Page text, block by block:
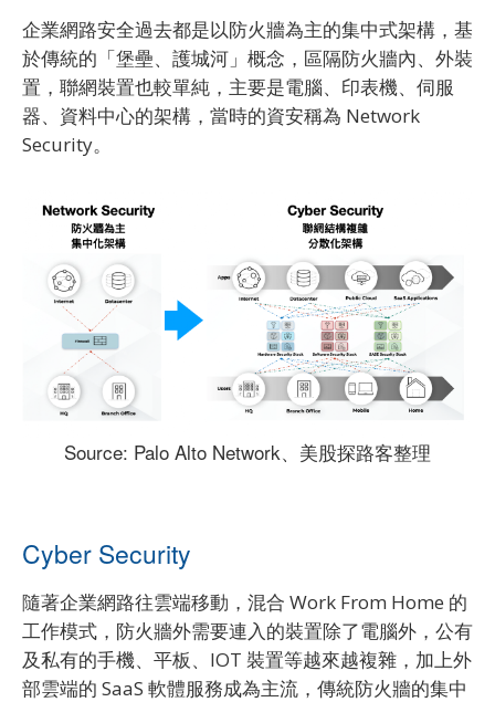
企業網路安全過去都是以防火牆為主的集中式架構，基
於傳統的「堡壘、護城河」概念，區隔防火牆內、外裝
置，聯網裝置也較單純，主要是電腦、印表機、伺服
器、資料中心的架構，當時的資安稱為 Network
Security。
Source: Palo Alto Network、美股探路客整理
Cyber Security
隨著企業網路往雲端移動，混合 Work From Home 的
工作模式，防火牆外需要連入的裝置除了電腦外，公有
及私有的手機、平板、IOT 裝置等越來越複雜，加上外
部雲端的 SaaS 軟體服務成為主流，傳統防火牆的集中